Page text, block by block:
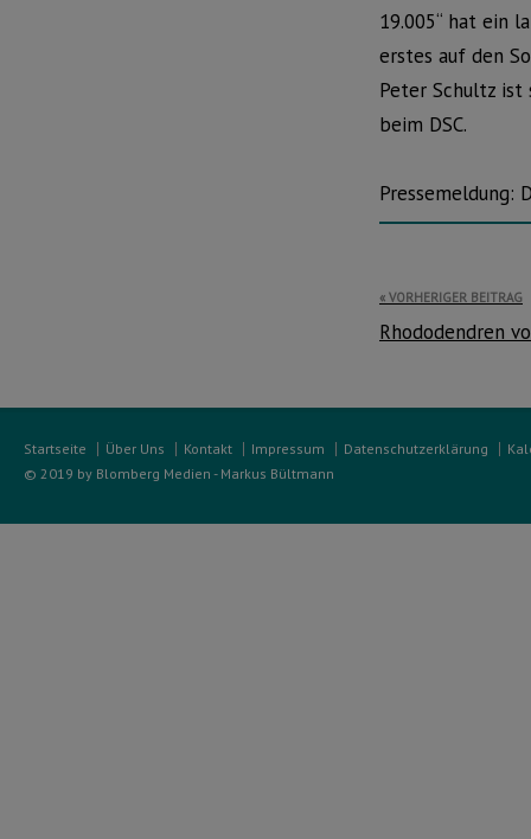
19.005“ hat ein
erstes auf den
Peter Schultz
beim DSC.
Pressemeldung:
VORHERIGER BEITRAG
Rhododendren
Startseite Über Uns Kontakt Impressum Datenschutzerklärung
© 2019 by Blomberg Medien - Markus Bültmann